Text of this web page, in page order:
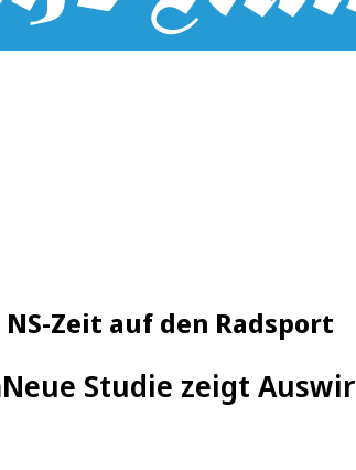
Zeit auf den Radsport
Neue Studie zeigt